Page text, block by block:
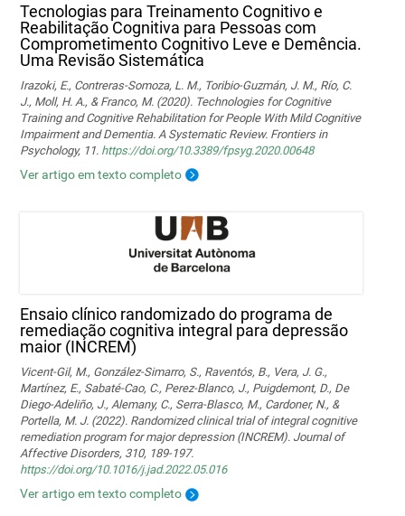
Tecnologias para Treinamento Cognitivo e
Reabilitação Cognitiva para Pessoas com
Comprometimento Cognitivo Leve e Demência.
Uma Revisão Sistemática
Irazoki, E., Contreras-Somoza, L. M., Toribio-Guzmán, J. M., Río, C.
J., Moll, H. A., & Franco, M. (2020). Technologies for Cognitive
Training and Cognitive Rehabilitation for People With Mild Cognitive
Impairment and Dementia. A Systematic Review. Frontiers in
Psychology, 11. https://doi.org/10.3389/fpsyg.2020.00648
Ver artigo em texto completo
Ensaio clínico randomizado do programa de
remediação cognitiva integral para depressão
maior (INCREM)
Vicent-Gil, M., González-Simarro, S., Raventós, B., Vera, J. G.,
Martínez, E., Sabaté-Cao, C., Perez-Blanco, J., Puigdemont, D., De
Diego-Adeliño, J., Alemany, C., Serra-Blasco, M., Cardoner, N., &
Portella, M. J. (2022). Randomized clinical trial of integral cognitive
remediation program for major depression (INCREM). Journal of
Affective Disorders, 310, 189-197.
https://doi.org/10.1016/j.jad.2022.05.016
Ver artigo em texto completo